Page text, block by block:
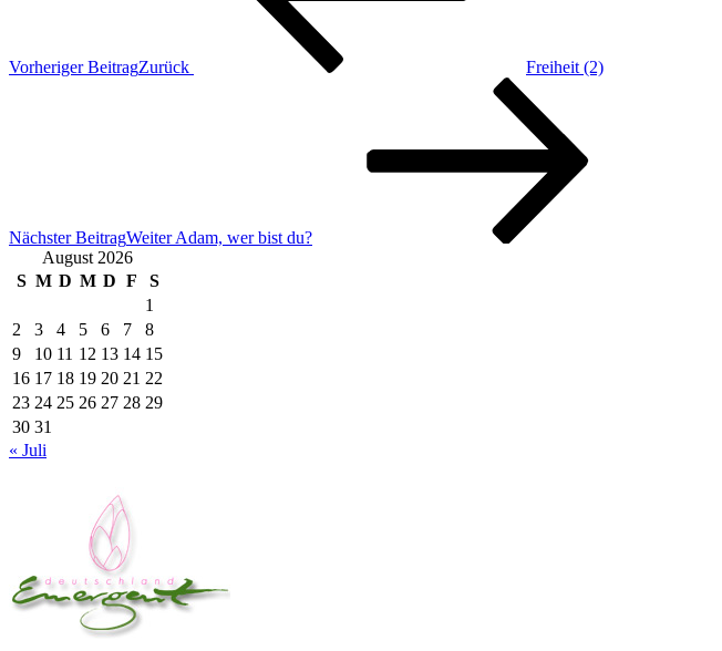
Vorheriger BeitragZurück Freiheit (2)
Nächster BeitragWeiter Adam, wer bist du?
August 2026
S M D M D F
S
1
2
3 4 5 6 7
8
9
10 11 12 13 14 15
16 17 18 19 20 21 22
23 24 25 26 27 28 29
30 31
« Juli